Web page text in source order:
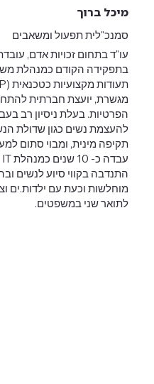
מיכל ברוך
סמנכ"לית תפעול ומשאבים
בתפקידה הקודם כמנהלת
מגשרת, יועצת חברתית
הפרטיות. בעלת ניסיון רב
להעצמת נשים כגון שדולת
תקיפה מינית, ומבוי סתום
התנדבה בקווי סיוע לנשים
מוחלשות וכעת עם ילדות.ים
לתואר שני במשפטים.